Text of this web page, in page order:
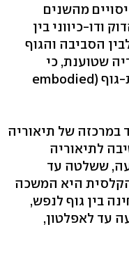
מהשנים
ודו-כיווני בין
הסביבה והגוף
שטוענת, כי
התודעה שלנו היא תודעה נטועת-גוף (embodied
במרכזה של תיאוריה
לתיאוריה
ששלטה עד
הקלסית היא המשכה
בין גוף לנפש,
עד לאפלטון,